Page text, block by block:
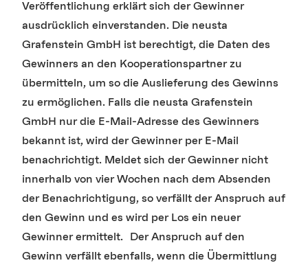
Veröffentlichung erklärt sich der Gewinner
ausdrücklich einverstanden. Die neusta
Grafenstein GmbH ist berechtigt, die Daten des
Gewinners an den Kooperationspartner zu
übermitteln, um so die Auslieferung des Gewinns
zu ermöglichen. Falls die neusta Grafenstein
GmbH nur die E-Mail-Adresse des Gewinners
bekannt ist, wird der Gewinner per E-Mail
benachrichtigt. Meldet sich der Gewinner nicht
innerhalb von vier Wochen nach dem Absenden
der Benachrichtigung, so verfällt der Anspruch auf
den Gewinn und es wird per Los ein neuer
Gewinner ermittelt. Der Anspruch auf den
Gewinn verfällt ebenfalls, wenn die Übermittlung